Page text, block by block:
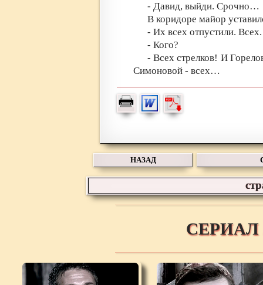
- Давид, выйди. Срочно…
В коридоре майор
- Их всех отпустили. Всех.
- Кого?
- Всех стрелков! И
Симоновой - всех…
НАЗАД